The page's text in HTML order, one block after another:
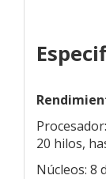
20 hilos,
Núcleos: 8